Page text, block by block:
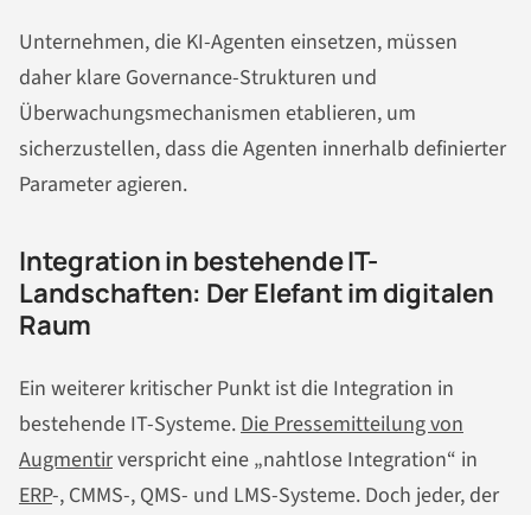
Unternehmen, die KI-Agenten einsetzen, müssen
daher klare Governance-Strukturen und
Überwachungsmechanismen etablieren, um
sicherzustellen, dass die Agenten innerhalb definierter
Parameter agieren.
Integration in bestehende IT-
Landschaften: Der Elefant im digitalen
Raum
Ein weiterer kritischer Punkt ist die Integration in
bestehende IT-Systeme.Die Pressemitteilung von
Augmentirverspricht eine „nahtlose Integration“ in
ERP-, CMMS-, QMS- und LMS-Systeme. Doch jeder, der